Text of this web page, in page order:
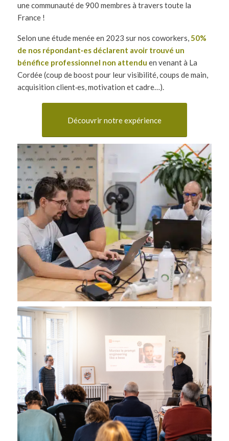
une communauté de 900 membres à travers toute la
France !
Selon une étude menée en 2023 sur nos coworkers,50%
de nos répondant·es déclarent avoir trouvé un
bénéfice professionnel non attendu en venant à La
Cordée (coup de boost pour leur visibilité, coups de main,
acquisition client·es, motivation et cadre…).
Découvrir notre expérience